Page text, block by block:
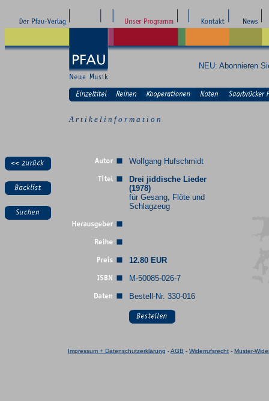
NEU: Abonnieren
A r t i k e l i n f o r m a t i o n
Wolfgang Hufschmidt
Drei jiddische Lieder
(1978)
für Gesang, Flöte und
Schlagzeug
12.80 EUR
M-50085-026-7
Bestell-Nr. 330-016
Impressum + Datenschutzerklärung -AGB - Widerrufsrecht - Muster-